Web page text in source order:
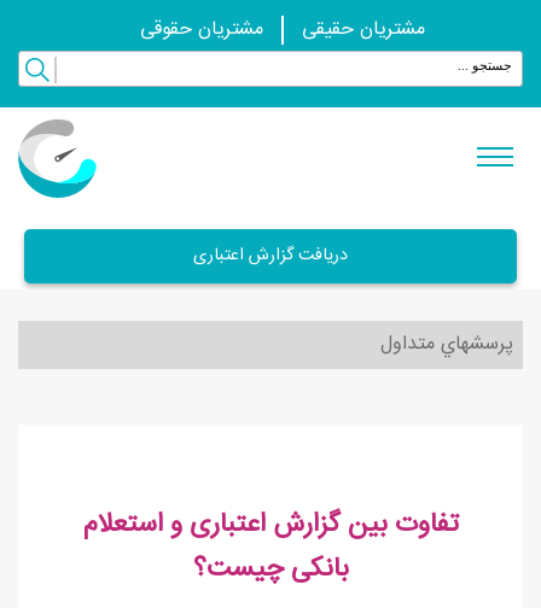
مشتریان حقیقی مشتریان حقوقی
دریافت گزارش اعتباری
پرسشهاي متداول
تفاوت بین گزارش اعتباری و استعلام
بانکی چیست؟